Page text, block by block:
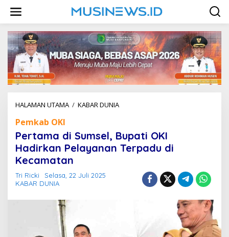
w
HALAMAN UTAMA / KABAR DUNIA
t
a
m
Pemkab OKI
Pertama di Sumsel, Bupati OKI
Hadirkan Pelayanan Terpadu di
Kecamatan
Tri Ricki
Selasa, 22 Juli 2025
KABAR DUNIA